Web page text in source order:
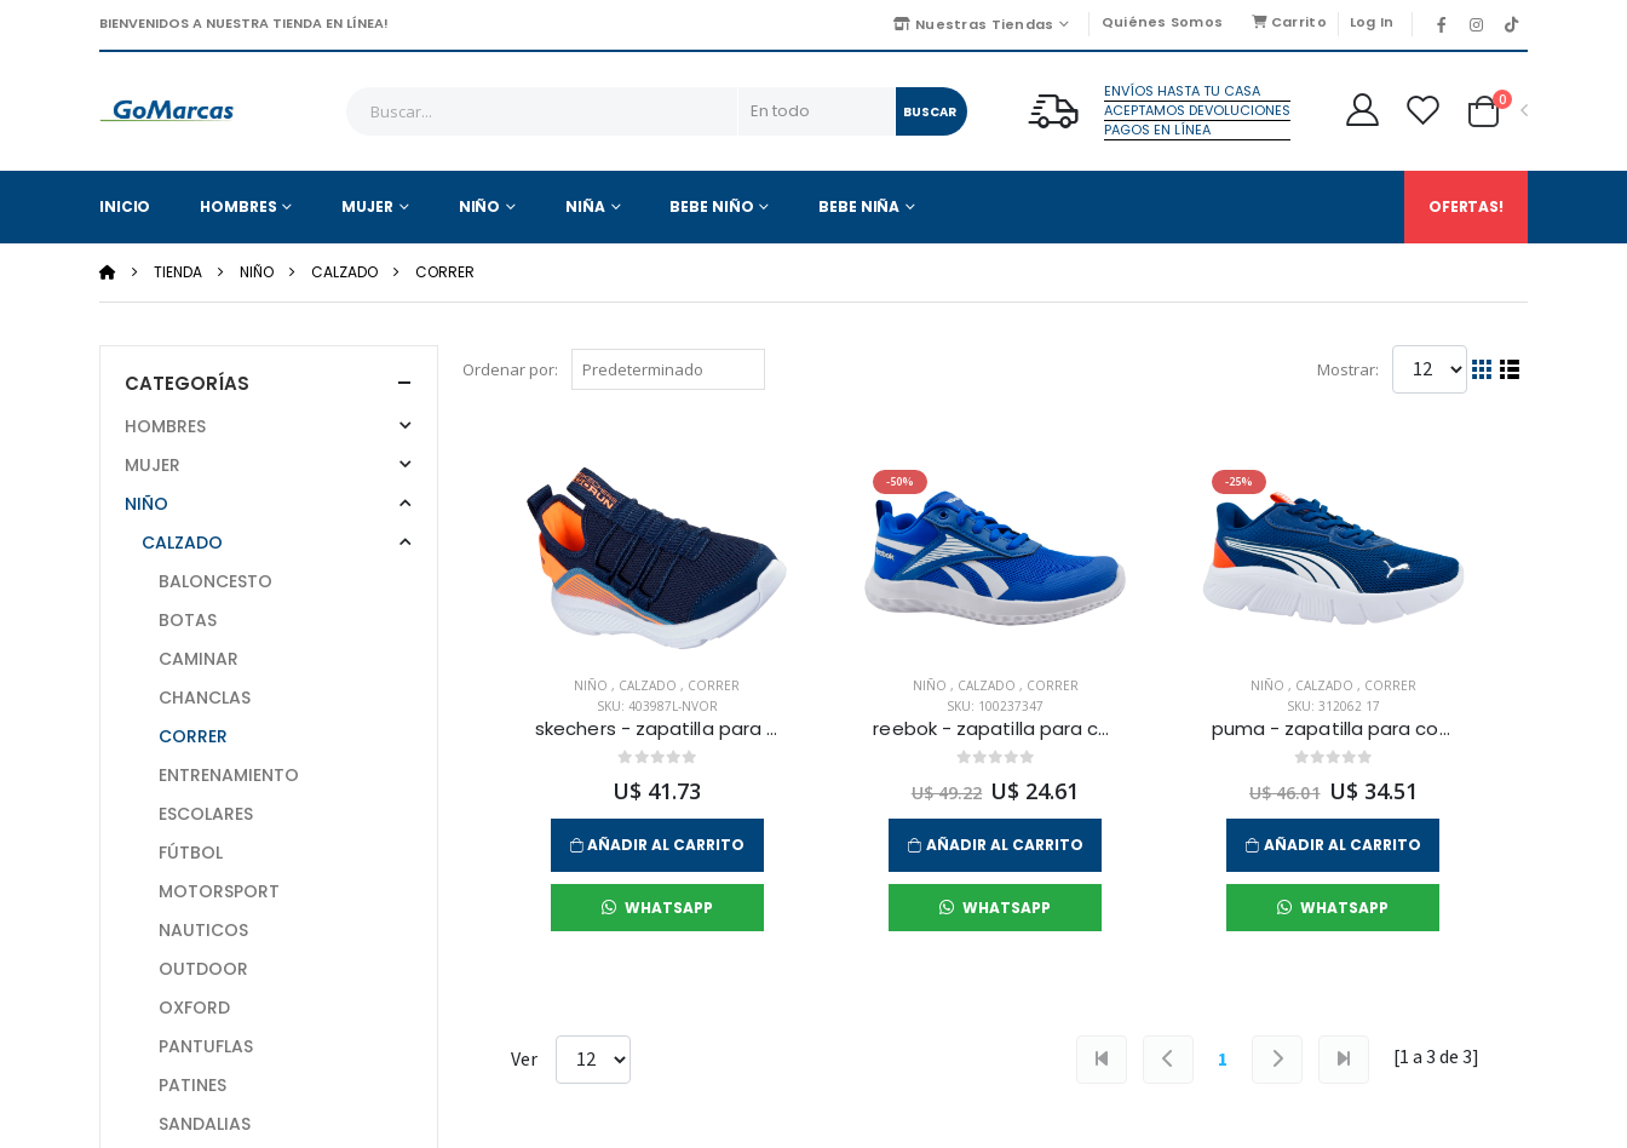
BIENVENIDOS A NUESTRA TIENDA EN LÍNEA! Nuestras Tiendas Quiénes Somos Carrito Log In
BUSCAR
ENVÍOS HASTA TU CASA
ACEPTAMOS DEVOLUCIONES
PAGOS EN LÍNEA
0
INICIO HOMBRES MUJER NIÑO NIÑA BEBE NIÑO BEBE NIÑA OFERTAS!
TIENDA NIÑO CALZADO CORRER
Ordenar por: Mostrar:
NIÑO, CALZADO, CORRER
SKU: 403987L-NVOR
skechers - zapatilla para correr go run elevate para niño junior
U$ 41.73
AÑADIR AL CARRITO
WHATSAPP
-50%
NIÑO , CALZADO , CORRER
SKU: 100237347
reebok - zapatilla para correr rush runner5 niño
U$ 49.22 U$ 24.61
AÑADIR AL CARRITO
WHATSAPP
-25%
NIÑO , CALZADO , CORRER
SKU: 312062 17
puma - zapatilla para correr flexfocus para niño junior
U$ 46.01 U$ 34.51
AÑADIR AL CARRITO
WHATSAPP
Ver 1 [1 a3de3]
CATEGORÍAS
HOMBRES
MUJER
NIÑO
CALZADO
BALONCESTO
BOTAS
CAMINAR
CHANCLAS
CORRER
ENTRENAMIENTO
ESCOLARES
FÚTBOL
MOTORSPORT
NAUTICOS
OUTDOOR
OXFORD
PANTUFLAS
PATINES
SANDALIAS